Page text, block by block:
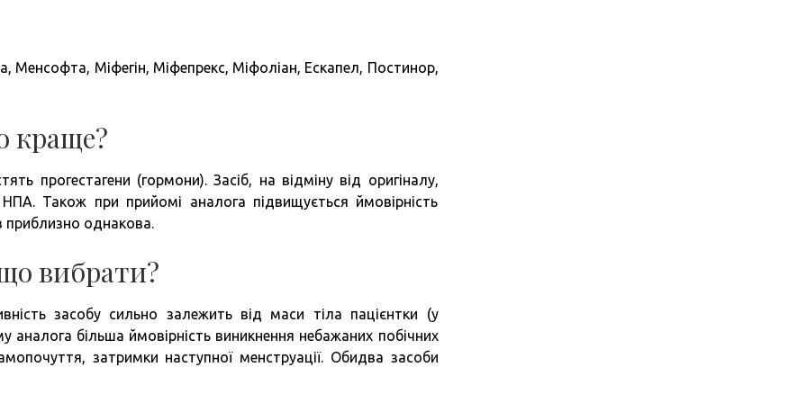
Менсофта, Міфегін, Міфепрекс, Міфоліан, Ескапел, Постинор,
краще?
прогестагени (гормони). Засіб, на відміну від оригіналу,
Також при прийомі аналога підвищується ймовірність
приблизно однакова.
вибрати?
засобу сильно залежить від маси тіла пацієнтки (у
аналога більша ймовірність виникнення небажаних побічних
затримки наступної менструації. Обидва засоби